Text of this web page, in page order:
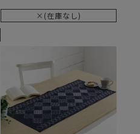
×(在庫なし)